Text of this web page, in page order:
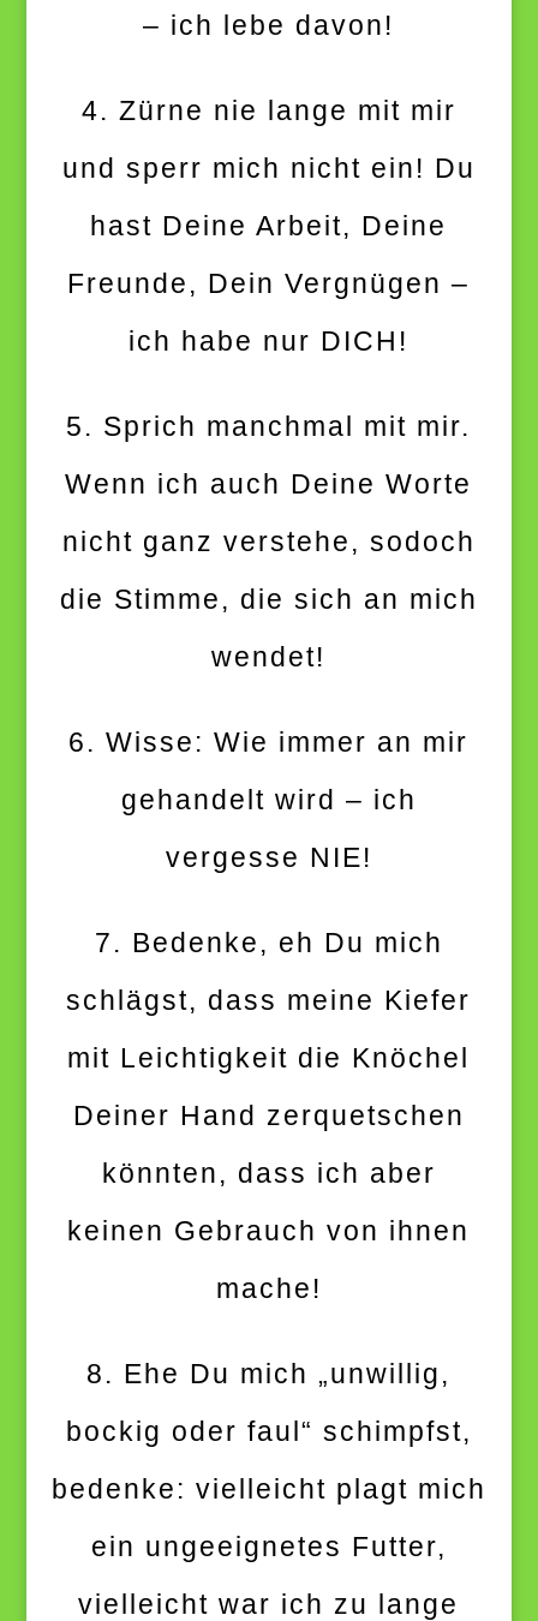
– ich lebe davon!
4. Zürne nie lange mit mir
und sperr mich nicht ein! Du
hast Deine Arbeit, Deine
Freunde, Dein Vergnügen –
ich habe nur DICH!
5. Sprich manchmal mit mir.
Wenn ich auch Deine Worte
nicht ganz verstehe, sodoch
die Stimme, die sich an mich
wendet!
6. Wisse: Wie immer an mir
gehandelt wird – ich
vergesse NIE!
7. Bedenke, eh Du mich
schlägst, dass meine Kiefer
mit Leichtigkeit die Knöchel
Deiner Hand zerquetschen
könnten, dass ich aber
keinen Gebrauch von ihnen
mache!
8. Ehe Du mich „unwillig,
bockig oder faul“ schimpfst,
bedenke: vielleicht plagt mich
ein ungeeignetes Futter,
vielleicht war ich zu lange